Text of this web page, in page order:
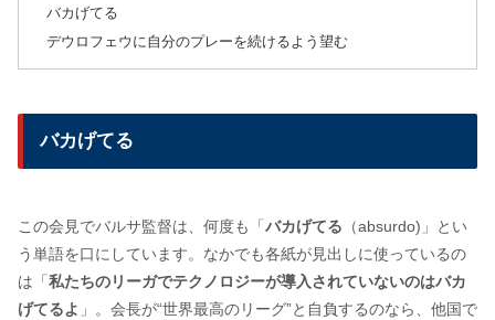
バカげてる
デウロフェウに自分のプレーを続けるよう望む
バカげてる
この会見でバルサ監督は、何度も「 バカげてる （absurdo)」とい
う単語を口にしています。なかでも各紙が見出しに使っているの
は「 私たちのリーガでテクノロジーが導入されていないのはバカ
げてるよ 」。会長が“世界最高のリーグ”と自負するのなら、他国で